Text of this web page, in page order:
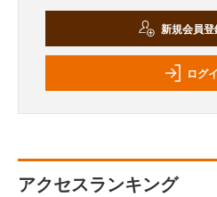
新規会員
ログ
アクセスランキング